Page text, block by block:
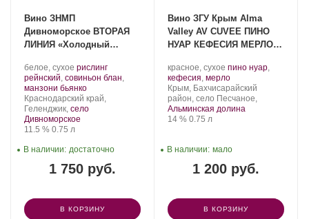
Вино ЗНМП
Дивноморское ВТОРАЯ
ЛИНИЯ «Холодный
Производитель:
Усадьба
Дивноморское.
белое, сухое .
Сорт
винограда:
рислинг
рейнский, совиньон блан,
манзони бьянко.
Регион:
Краснодарский край,
Геленджик, село
Дивноморское
Крепость
11.5 %. Объем
0.75 л
1 750 руб.
В наличии: достаточно
В КОРЗИНУ
Вино ЗГУ Крым Alma
Valley AV CUVEE ПИНО
НУАР КЕФЕСИЯ МЕРЛО
Производитель:
Alma
Valley.
красное, сухое .
Сорт
винограда:
пино нуар,
кефесия, мерло.
Регион:
Крым, Бахчисарайский
район, село Песчаное,
Альминская долина
Крепость
14 %. Объем
0.75 л
1 200 руб.
В наличии: мало
В КОРЗИНУ